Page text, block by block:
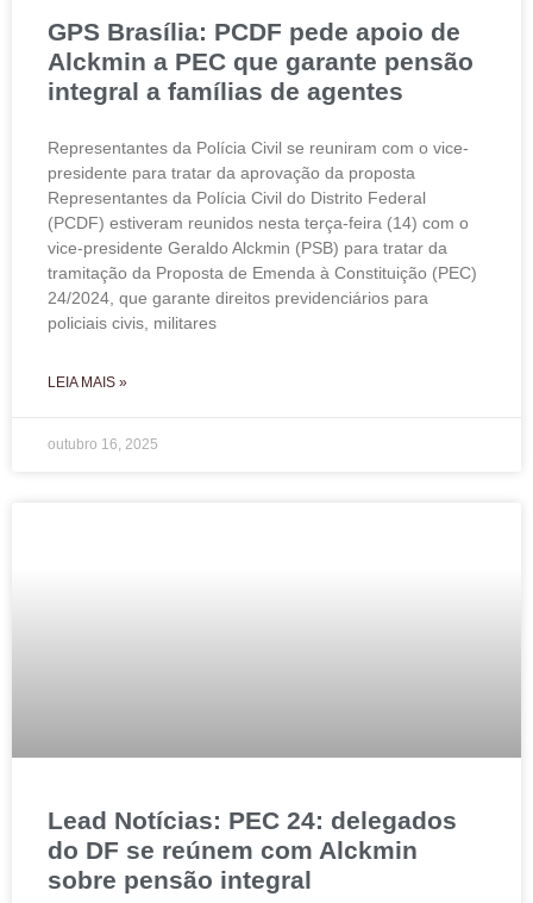
GPS Brasília: PCDF pede apoio de
Alckmin a PEC que garante pensão
integral a famílias de agentes
Representantes da Polícia Civil se reuniram com o vice-
presidente para tratar da aprovação da proposta
Representantes da Polícia Civil do Distrito Federal
(PCDF) estiveram reunidos nesta terça-feira (14) com o
vice-presidente Geraldo Alckmin (PSB) para tratar da
tramitação da Proposta de Emenda à Constituição (PEC)
24/2024, que garante direitos previdenciários para
policiais civis, militares
LEIA MAIS »
outubro 16, 2025
Lead Notícias: PEC 24: delegados
do DF se reúnem com Alckmin
sobre pensão integral